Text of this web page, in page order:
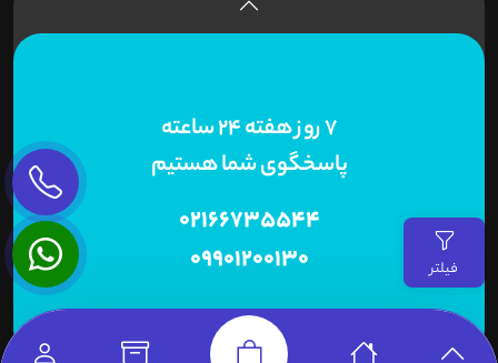
فیلتر
7 روز هفته 24 ساعته
پاسخگوی شما هستیم
02166735544
09901200130